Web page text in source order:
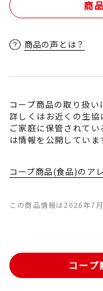
商
商品の声とは？
コープ商品の取り扱い
詳しくはお近くの生協
ご家庭に保管されて
は情報を公開していま
コープ商品(食品)のア
この商品情報は2026年7
コープ